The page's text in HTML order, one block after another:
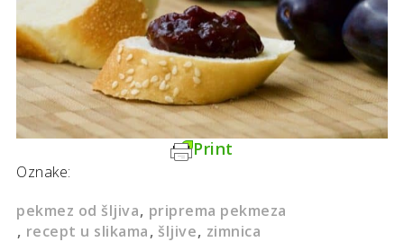
Print
Oznake:
pekmez od šljiva priprema pekmeza
recept u slikama šljive zimnica